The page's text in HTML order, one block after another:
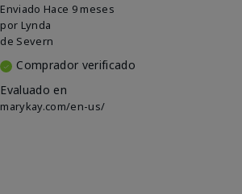
Enviado Hace 9 meses
por Lynda
de Severn
Comprador verificado
Evaluado en
marykay.com/en-us/